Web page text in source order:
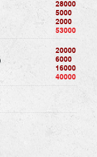
28000
​5000
2000
53000
20000
6000
16000
40000